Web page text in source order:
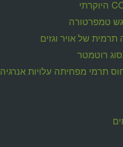
טמפרטורה
תרמית של אויר וגזים
רוטמטר
תרמי מפחיתה עלויות אנרגיה